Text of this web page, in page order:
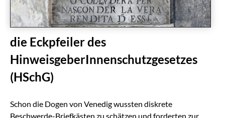
die Eckpfeiler des
HinweisgeberInnenschutzgesetzes
(HSchG)
Schon die Dogen von Venedig wussten diskrete
Beschwerde-Briefkästen zu schätzen und forderten zur